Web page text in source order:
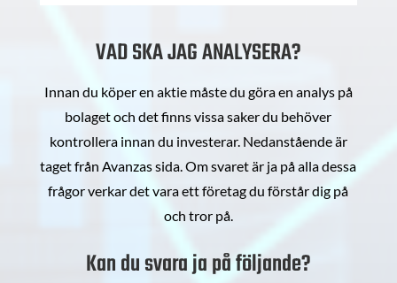
VAD SKA JAG ANALYSERA?
Innan du köper en aktie måste du göra en analys på
bolaget och det finns vissa saker du behöver
kontrollera innan du investerar. Nedanstående är
taget från Avanzas sida. Om svaret är ja på alla dessa
frågor verkar det vara ett företag du förstår dig på
och tror på.
Kan du svara ja på följande?